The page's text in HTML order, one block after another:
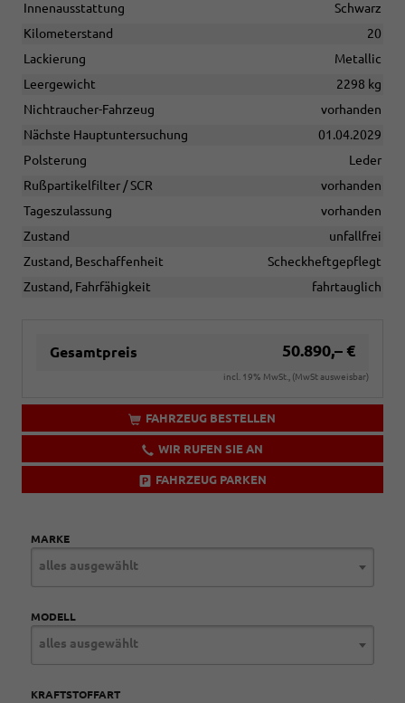
Innenausstattung
Schwarz
Kilometerstand
20
Lackierung
Metallic
Leergewicht
2298 kg
Nichtraucher-Fahrzeug
vorhanden
Nächste Hauptuntersuchung
01.04.2029
Polsterung
Leder
Rußpartikelfilter / SCR
vorhanden
Tageszulassung
vorhanden
Zustand
unfallfrei
Zustand, Beschaffenheit
Scheckheftgepflegt
Zustand, Fahrfähigkeit
fahrtauglich
Gesamtpreis 50.890,– €
incl. 19% MwSt., (MwSt ausweisbar)
FAHRZEUG BESTELLEN
WIR RUFEN SIE AN
FAHRZEUG PARKEN
MARKE
alles ausgewählt
MODELL
alles ausgewählt
KRAFTSTOFFART